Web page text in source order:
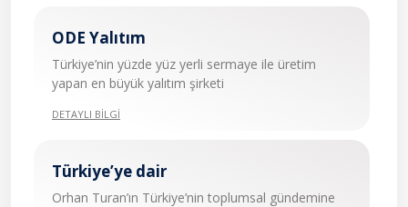
ODE Yalıtım
Türkiye’nin yüzde yüz yerli sermaye ile üretim
yapan en büyük yalıtım şirketi
DETAYLI BİLGİ
Türkiye’ye dair
Orhan Turan’ın Türkiye’nin toplumsal gündemine